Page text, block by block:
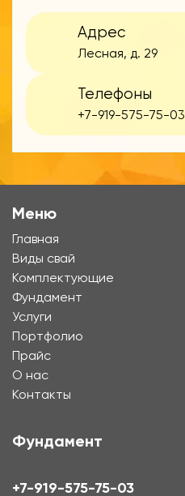
Адрес
Лесная, д. 29
Телефоны
+7-919-575-75-03
Меню
Главная
Виды свай
Комплектующие
Фундамент
Услуги
Портфолио
Прайс
О нас
Контакты
Фундамент
+7-919-575-75-03